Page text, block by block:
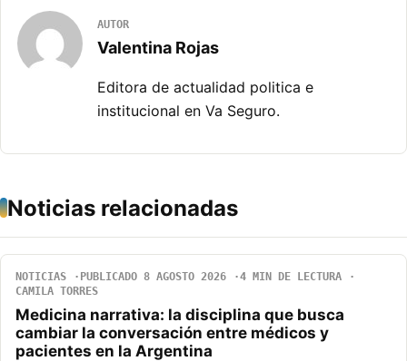
AUTOR
Valentina Rojas
Editora de actualidad politica e
institucional en Va Seguro.
Noticias relacionadas
NOTICIAS PUBLICADO 8 AGOSTO 2026
4 MIN DE LECTURA
CAMILA TORRES
Medicina narrativa: la disciplina que busca
cambiar la conversación entre médicos y
pacientes en la Argentina